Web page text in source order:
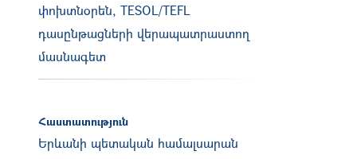
փոխտնօրեն, TESOL/TEFL
դասընթացների վերապատրաստող
մասնագետ
Հաստատություն
Երևանի պետական համալսարան